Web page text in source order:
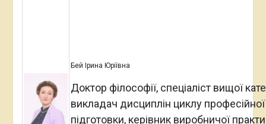
Бей Ірина Юріївна
Доктор філософії, спеціаліст вищої
викладач дисциплін циклу професійної
підготовки, керівник виробничої